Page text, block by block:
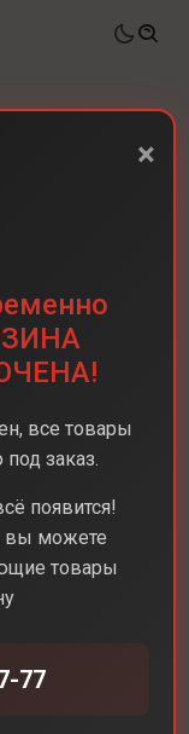
×
все товары
заказ.
появится!
вы можете
товары
77